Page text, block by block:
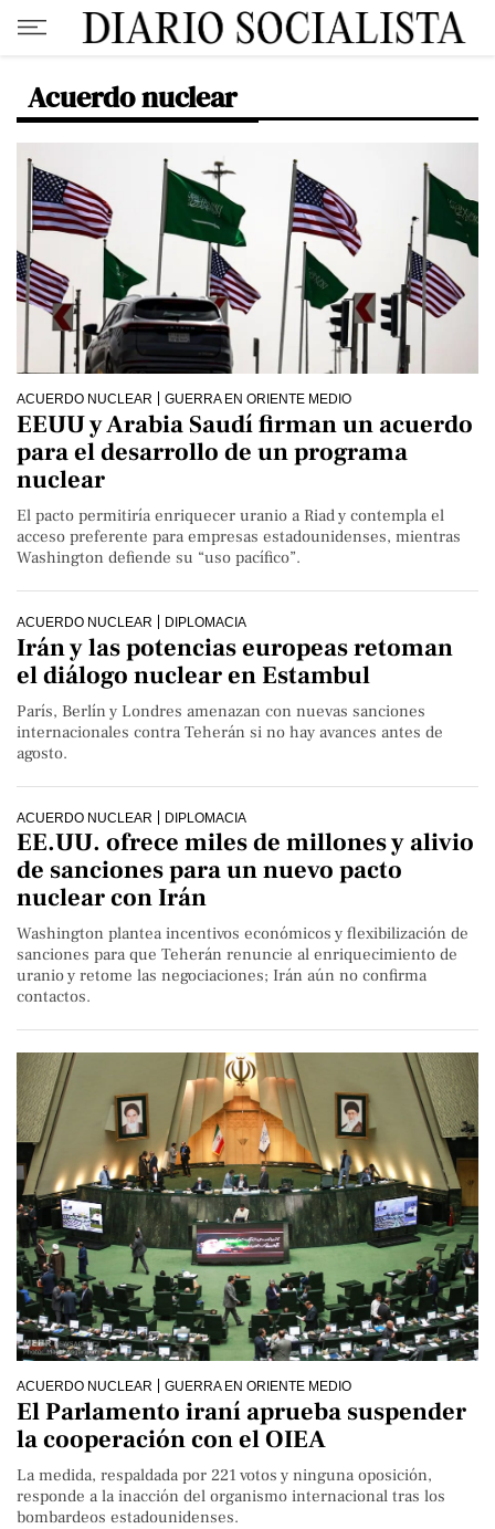
Acuerdo nuclear
ACUERDO NUCLEAR GUERRA EN ORIENTE MEDIO
EEUU y Arabia Saudí firman un acuerdo
para el desarrollo de un programa
nuclear
El pacto permitiría enriquecer uranio a Riad y contempla el
acceso preferente para empresas estadounidenses, mientras
Washington defiende su “uso pacífico”.
ACUERDO NUCLEAR DIPLOMACIA
Irán y las potencias europeas retoman
el diálogo nuclear en Estambul
París, Berlín y Londres amenazan con nuevas sanciones
internacionales contra Teherán si no hay avances antes de
agosto.
ACUERDO NUCLEAR DIPLOMACIA
EE.UU. ofrece miles de millones y alivio
de sanciones para un nuevo pacto
nuclear con Irán
Washington plantea incentivos económicos y flexibilización de
sanciones para que Teherán renuncie al enriquecimiento de
uranio y retome las negociaciones; Irán aún no confirma
contactos.
ACUERDO NUCLEAR GUERRA EN ORIENTE MEDIO
El Parlamento iraní aprueba suspender
la cooperación con el OIEA
La medida, respaldada por 221 votos y ninguna oposición,
responde a la inacción del organismo internacional tras los
bombardeos estadounidenses.